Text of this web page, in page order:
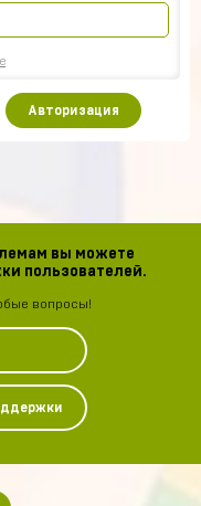
Авторизация
вы можете
пользователей.
вопросы!